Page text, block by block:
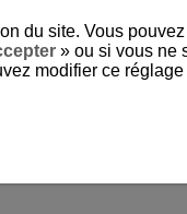
du site. Vous
» ou si vous ne
modifier ce réglage